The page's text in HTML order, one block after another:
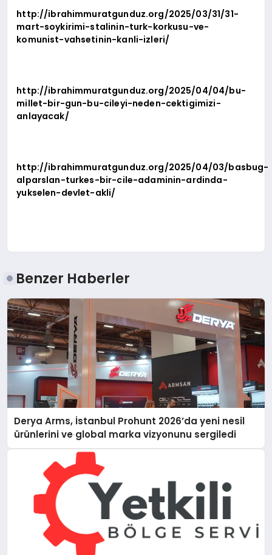
http://ibrahimmuratgunduz.org/2025/03/31/31-
mart-soykirimi-stalinin-turk-korkusu-ve-
komunist-vahsetinin-kanli-izleri/
http://ibrahimmuratgunduz.org/2025/04/04/bu-
millet-bir-gun-bu-cileyi-neden-cektigimizi-
anlayacak/
http://ibrahimmuratgunduz.org/2025/04/03/basbug-
alparslan-turkes-bir-cile-adaminin-ardinda-
yukselen-devlet-akli/
Benzer Haberler
Derya Arms, İstanbul Prohunt 2026’da yeni nesil
ürünlerini ve global marka vizyonunu sergiledi